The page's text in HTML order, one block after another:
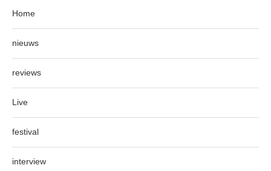
Home
nieuws
reviews
Live
festival
interview